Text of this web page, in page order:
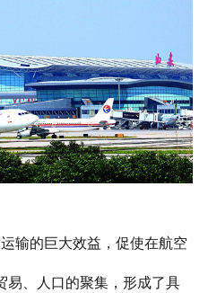
政策聚焦
园区企业
联系我们
输的巨大效益，促使在航空
易、人口的聚集，形成了具